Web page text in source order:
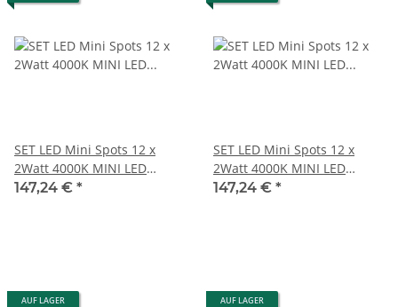
SET LED Mini Spots 12 x
2Watt 4000K MINI LED
Einbaustrahler Dimmbar
147,24 € *
SET LED Mini Spots 12 x
2Watt 4000K MINI LED
Einbaustrahler Dimmbar
147,24 € *
AUF LAGER AUF LAGER